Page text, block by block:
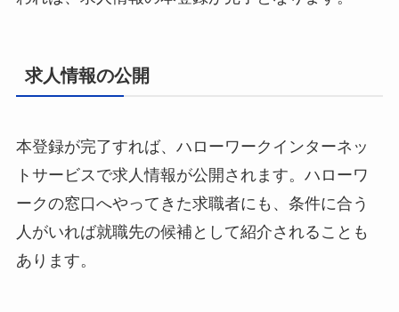
求人情報の公開
本登録が完了すれば、ハローワークインターネッ
トサービスで求人情報が公開されます。ハローワ
ークの窓口へやってきた求職者にも、条件に合う
人がいれば就職先の候補として紹介されることも
あります。